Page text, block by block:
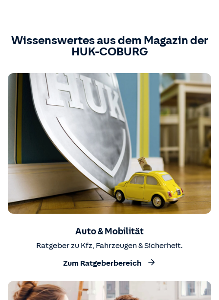
Wissenswertes aus dem Magazin der
HUK-COBURG
Auto & Mobilität
Ratgeber zu Kfz, Fahrzeugen & Sicherheit.
Zum Ratgeberbereich